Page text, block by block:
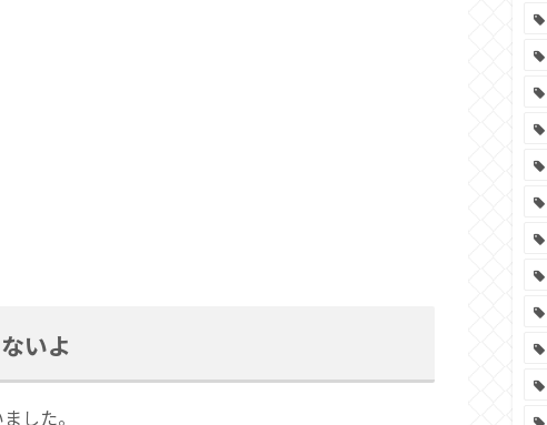
いよ
した。